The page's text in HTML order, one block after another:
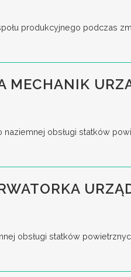
produkcyjnego podczas
obsługi statków
obsługi statków